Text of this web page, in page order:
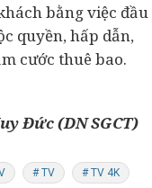
bằng việc đầu
quyền, hấp dẫn,
cước thuê bao.
Đức (DN SGCT)
# TV # TV 4K